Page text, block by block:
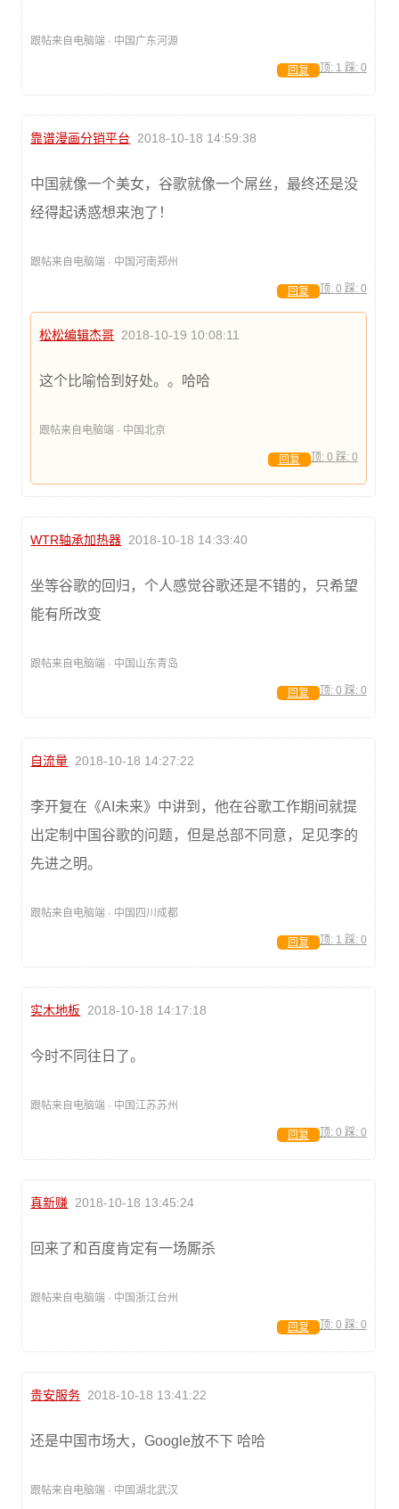
跟帖来自电脑端 · 中国广东河源
顶: 1 踩: 0
回复
靠谱漫画分销平台 2018-10-18 14:59:38
中国就像一个美女，谷歌就像一个屌丝，最终还是没
经得起诱惑想来泡了！
跟帖来自电脑端 · 中国河南郑州
顶: 0 踩: 0
回复
松松编辑杰哥 2018-10-19 10:08:11
这个比喻恰到好处。。哈哈
跟帖来自电脑端 · 中国北京
顶: 0 踩: 0
回复
WTR轴承加热器 2018-10-18 14:33:40
坐等谷歌的回归，个人感觉谷歌还是不错的，只希望
能有所改变
跟帖来自电脑端 · 中国山东青岛
顶: 0 踩: 0
回复
自流量 2018-10-18 14:27:22
李开复在《AI未来》中讲到，他在谷歌工作期间就提
出定制中国谷歌的问题，但是总部不同意，足见李的
先进之明。
跟帖来自电脑端 · 中国四川成都
顶: 1 踩: 0
回复
实木地板 2018-10-18 14:17:18
今时不同往日了。
跟帖来自电脑端 · 中国江苏苏州
顶: 0 踩: 0
回复
真新赚 2018-10-18 13:45:24
回来了和百度肯定有一场厮杀
跟帖来自电脑端 · 中国浙江台州
顶: 0 踩: 0
回复
贵安服务 2018-10-18 13:41:22
还是中国市场大，Google放不下 哈哈
跟帖来自电脑端 · 中国湖北武汉